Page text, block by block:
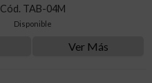
Cód. TAB-04M
Disponible
Ver Más